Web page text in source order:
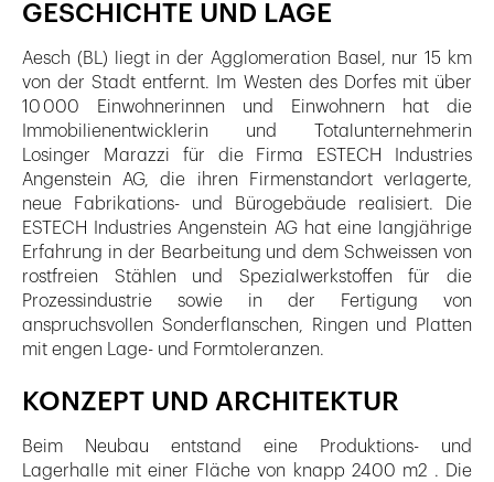
GESCHICHTE UND LAGE
Aesch (BL) liegt in der Agglomeration Basel, nur 15 km
von der Stadt entfernt. Im Westen des Dorfes mit über
10 000 Einwohnerinnen und Einwohnern hat die
Immobilienentwicklerin und Totalunternehmerin
Losinger Marazzi für die Firma ESTECH Industries
Angenstein AG, die ihren Firmenstandort verlagerte,
neue Fabrikations- und Bürogebäude realisiert. Die
ESTECH Industries Angenstein AG hat eine langjährige
Erfahrung in der Bearbeitung und dem Schweissen von
rostfreien Stählen und Spezialwerkstoffen für die
Prozessindustrie sowie in der Fertigung von
anspruchsvollen Sonderflanschen, Ringen und Platten
mit engen Lage- und Formtoleranzen.
KONZEPT UND ARCHITEKTUR
Beim Neubau entstand eine Produktions- und
Lagerhalle mit einer Fläche von knapp 2400 m2 . Die